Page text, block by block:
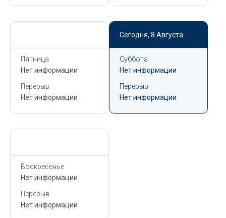
Пятница
Нет информации
Перерыв
Нет информации
Сегодня, 8 Августа
Суббота
Нет информации
Перерыв
Нет информации
Воскресенье
Нет информации
Перерыв
Нет информации